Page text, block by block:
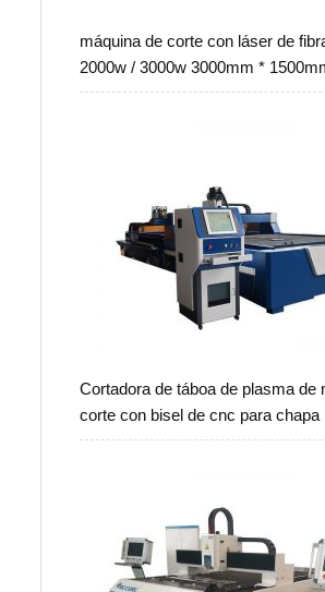
máquina de corte con láser de
2000w / 3000w 3000mm *
Cortadora de táboa de plasma de
corte con bisel de cnc para chapa